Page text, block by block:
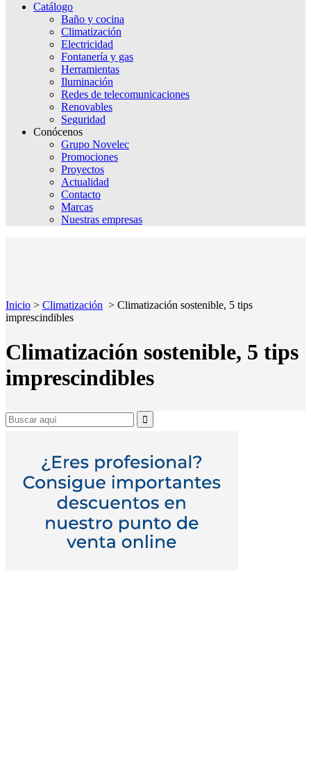
Catálogo
Baño y cocina
Climatización
Electricidad
Fontanería y gas
Herramientas
Iluminación
Redes de telecomunicaciones
Renovables
Seguridad
Conócenos
Grupo Novelec
Promociones
Proyectos
Actualidad
Contacto
Marcas
Nuestras empresas
Inicio > Climatización > Climatización sostenible, 5 tips
imprescindibles
Climatización sostenible, 5 tips
imprescindibles
Search
for: